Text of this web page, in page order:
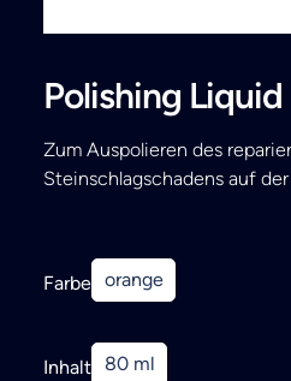
Polishing Liquid
Zum Auspolieren des
Steinschlagschadens auf
Farbe orange
Inhalt 80 ml